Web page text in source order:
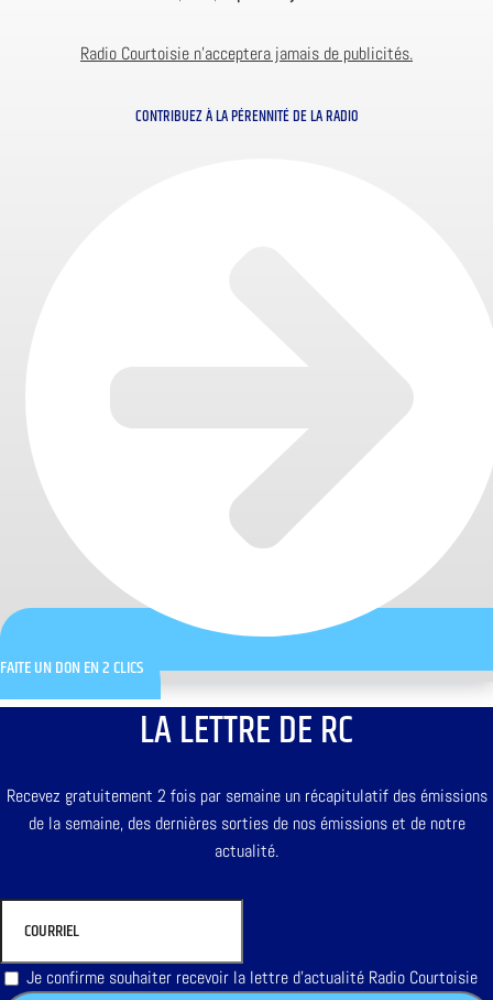
Radio Courtoisie n’acceptera jamais de publicités.
CONTRIBUEZ À LA PÉRENNITÉ DE LA RADIO
FAITE UN DON EN 2 CLICS
LA LETTRE DE RC
Recevez gratuitement 2 fois par semaine un récapitulatif des émissions
de la semaine, des dernières sorties de nos émissions et de notre
actualité.
Je confirme souhaiter recevoir la lettre d'actualité Radio Courtoisie